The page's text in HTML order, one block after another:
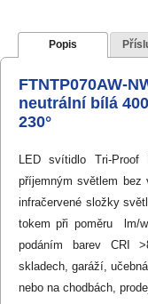
Popis
FTNTP070AW-
neutrální bílá
230°
LED svítidlo Tri-
příjemným světlem bez
infračervené složky
tokem při poměru lm/
podáním barev CRI
skladech, garáží,
nebo na chodbách,